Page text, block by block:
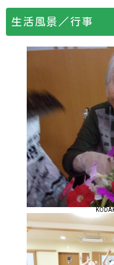
生活風景／行事